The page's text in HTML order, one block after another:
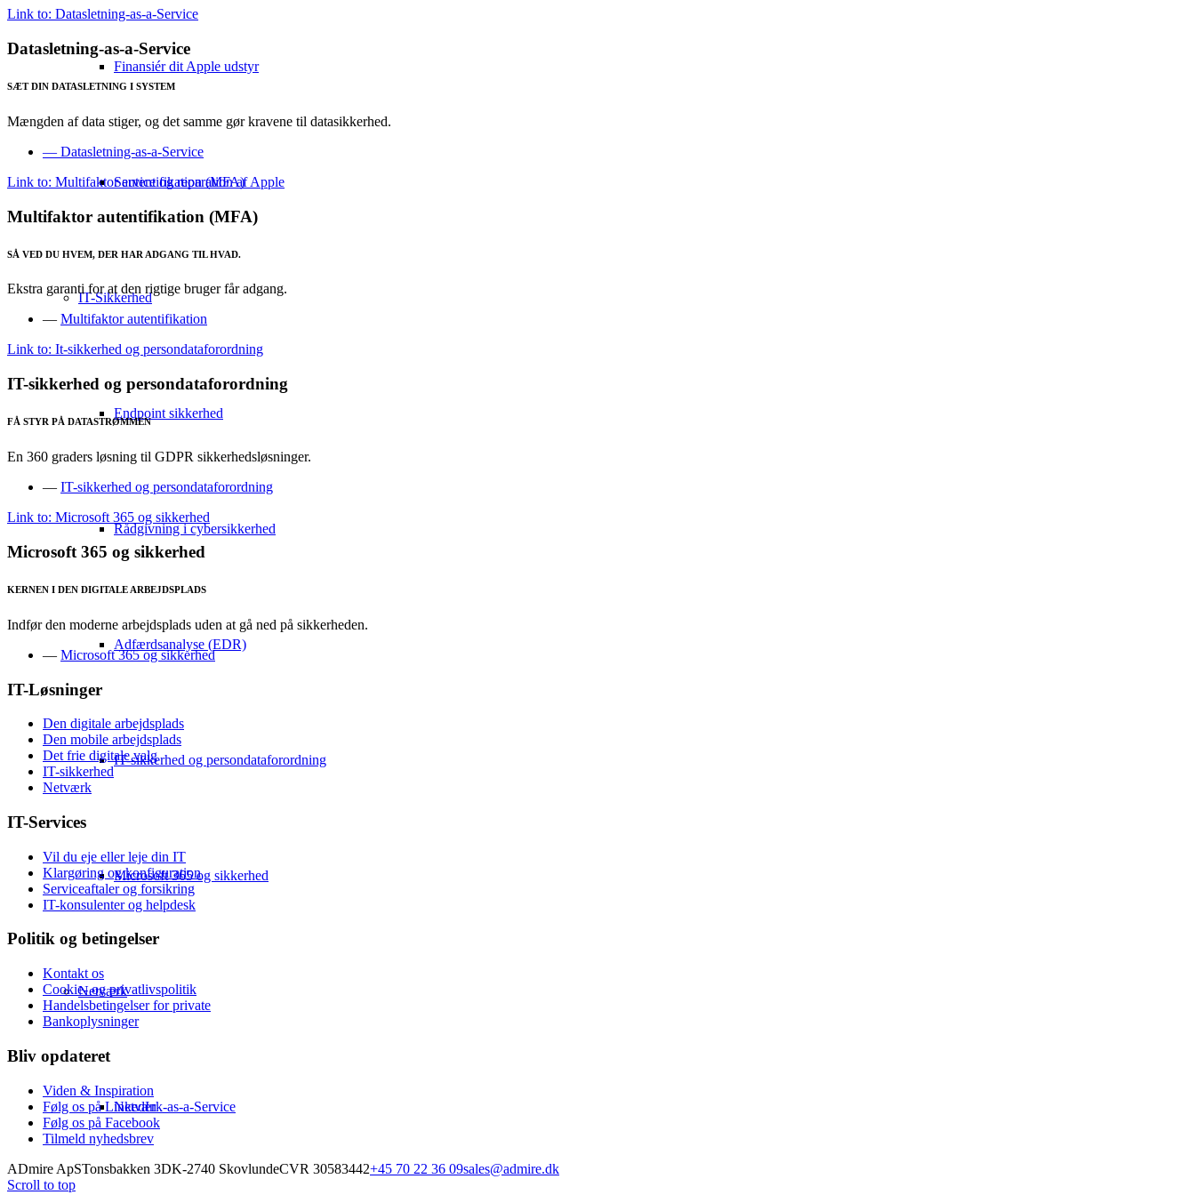
Finansiér dit Apple udstyr
Service og reparation af Apple
IT-Sikkerhed
Endpoint sikkerhed
Rådgivning i cybersikkerhed
Adfærdsanalyse (EDR)
IT-sikkerhed og persondataforordning
Microsoft 365 og sikkerhed
Netværk
Netværk-as-a-Service
Link to: Datasletning-as-a-Service
Datasletning-as-a-Service
SÆT DIN DATASLETNING I SYSTEM
Mængden af data stiger, og det samme gør kravene til datasikkerhed.
— Datasletning-as-a-Service
Link to: Multifaktor autentifikation (MFA)
Multifaktor autentifikation (MFA)
SÅ VED DU HVEM, DER HAR ADGANG TIL HVAD.
Ekstra garanti for at den rigtige bruger får adgang.
— Multifaktor autentifikation
Link to: It-sikkerhed og persondataforordning
IT-sikkerhed og persondataforordning
FÅ STYR PÅ DATASTRØMMEN
En 360 graders løsning til GDPR sikkerhedsløsninger.
— IT-sikkerhed og persondataforordning
Link to: Microsoft 365 og sikkerhed
Microsoft 365 og sikkerhed
KERNEN I DEN DIGITALE ARBEJDSPLADS
Indfør den moderne arbejdsplads uden at gå ned på sikkerheden.
— Microsoft 365 og sikkerhed
IT-Løsninger
Den digitale arbejdsplads
Den mobile arbejdsplads
Det frie digitale valg
IT-sikkerhed
Netværk
IT-Services
Vil du eje eller leje din IT
Klargøring og konfiguration
Serviceaftaler og forsikring
IT-konsulenter og helpdesk
Politik og betingelser
Kontakt os
Cookie- og privatlivspolitik
Handelsbetingelser for private
Bankoplysninger
Bliv opdateret
Viden & Inspiration
Følg os på LinkedIn
Følg os på Facebook
Tilmeld nyhedsbrev
ADmire ApSTonsbakken 3DK-2740 SkovlundeCVR 30583442+45 70 22 36 09sales@admire.dk
Scroll to top